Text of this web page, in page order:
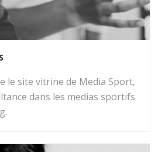
le site vitrine de Media Sport,
dans les medias sportifs